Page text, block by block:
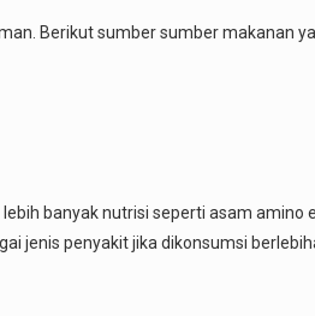
Berikut sumber sumber makanan
banyak nutrisi seperti asam amino
jenis penyakit jika dikonsumsi